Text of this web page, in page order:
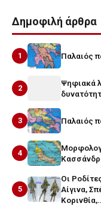
Δημοφιλή άρθρα
1 Παλαιός
2
Ψηφιακά
3 Παλαιός
4
5
Οι
Αίγινα,